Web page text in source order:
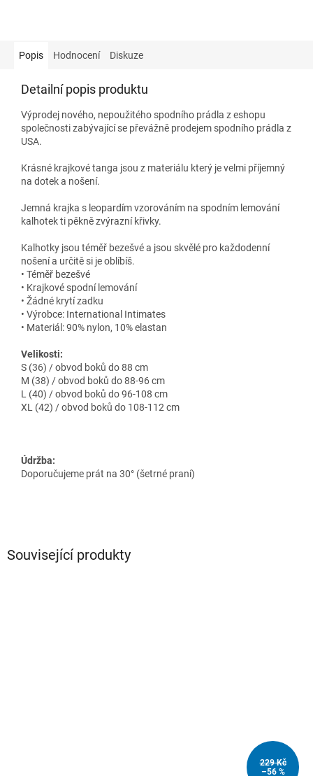
Popis Hodnocení Diskuze
Detailní popis produktu
Výprodej nového, nepoužitého spodního prádla z eshopu
společnosti zabývající se převážně prodejem spodního prádla z
USA.
Krásné krajkové tanga jsou z materiálu který je velmi příjemný
na dotek a nošení.
Jemná krajka s leopardím vzorováním na spodním lemování
kalhotek ti pěkně zvýrazní křivky.
Kalhotky jsou téměř bezešvé a jsou skvělé pro každodenní
nošení a určitě si je oblíbíš.
• Téměř bezešvé
• Krajkové spodní lemování
• Žádné krytí zadku
• Výrobce: International Intimates
• Materiál: 90% nylon, 10% elastan
Velikosti:
S (36) / obvod boků do 88 cm
M (38) / obvod boků do 88-96 cm
L (40) / obvod boků do 96-108 cm
XL (42) / obvod boků do 108-112 cm
Údržba:
Doporučujeme prát na 30° (šetrné praní)
Související produkty
229 Kč
–56 %